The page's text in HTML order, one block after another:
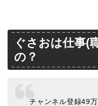
ぐさおは仕事(
の？
チャンネル登録49